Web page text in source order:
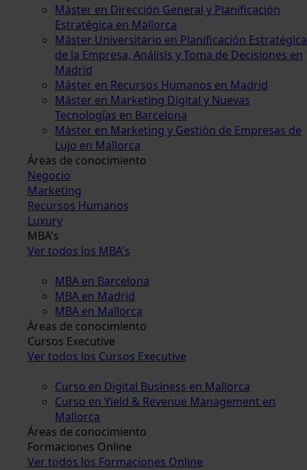
Máster en Dirección General y Planificación
Estratégica en Mallorca
Máster Universitario en Planificación Estratégica
de la Empresa, Análisis y Toma de Decisiones en
Madrid
Máster en Recursos Humanos en Madrid
Máster en Marketing Digital y Nuevas
Tecnologías en Barcelona
Máster en Marketing y Gestión de Empresas de
Lujo en Mallorca
Áreas de conocimiento
Negocio
Marketing
Recursos Humanos
Luxury
MBA's
Ver todos los MBA's
MBA en Barcelona
MBA en Madrid
MBA en Mallorca
Áreas de conocimiento
Cursos Executive
Ver todos los Cursos Executive
Curso en Digital Business en Mallorca
Curso en Yield & Revenue Management en
Mallorca
Áreas de conocimiento
Formaciones Online
Ver todos los Formaciones Online